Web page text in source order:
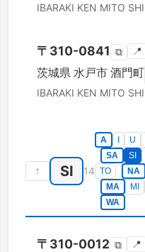
IBARAKI KEN MITO SHI
〒 310-0841 ⧉ 📍
茨城県 水戸市 酒門町
IBARAKI KEN MITO SHI
↑ SI 14
A U
SA
SI
TO
NA
MA
MI
WA
〒 310-0012 ⧉ 📍